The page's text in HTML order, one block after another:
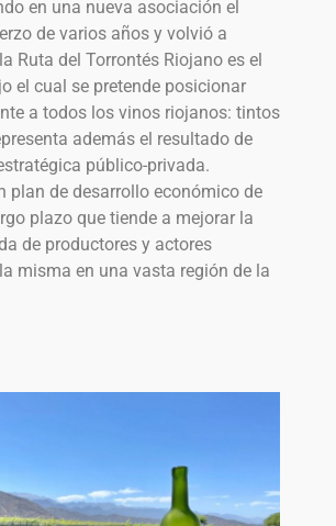
en una nueva asociación el
de varios años y volvió a
Ruta del Torrontés Riojano es el
el cual se pretende posicionar
a todos los vinos riojanos: tintos
además el resultado de
público-privada.
plan de desarrollo económico de
plazo que tiende a mejorar la
de productores y actores
misma en una vasta región de la